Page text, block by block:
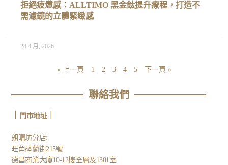
拒絕疲憊感：ALLTIMO 黑金鈦提升療程，打造不
需濾鏡的立體緊緻感
28 4 月, 2026
« 上一頁 1 2 3 4 5 下一頁 »
聯絡我們
門市地址｜
朗晴坊分店:
旺角砵蘭街215號
德昌商業大廈10-12樓全層及1301室